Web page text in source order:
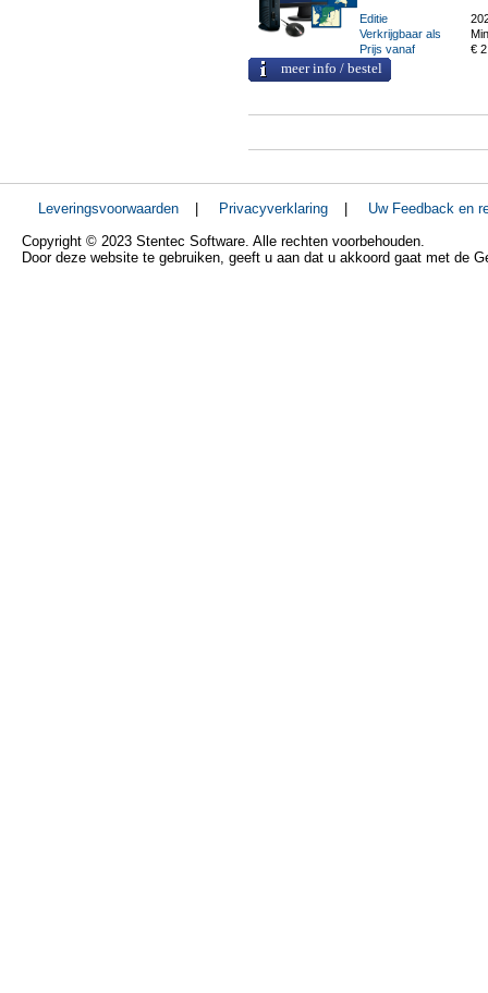
Editie
Verkrijgbaar als
Prijs vanaf
€
meer info / bestel
Leveringsvoorwaarden Privacyverklaring
Uw Feedback en
Copyright © 2023 Stentec Software. Alle rechten voorbehouden.
Door deze website te gebruiken, geeft u aan dat u akkoord gaat met de